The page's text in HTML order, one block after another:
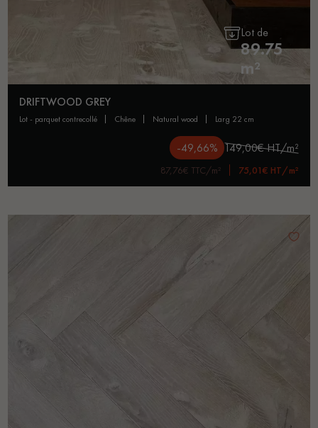
Un expert Décoplus Parquets vous appelle
Demandez un rendez-vous personnalisé
Lot de
89.75
m²
DRIFTWOOD GREY
lot - parquet contrecollé chêne natural wood larg 22 cm
-49,66% 149,00€ HT/m²
87,76€ TTC/m² 75,01€ HT/m²